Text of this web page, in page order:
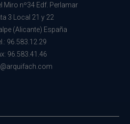
Miro nº34 Edf. Perlamar
3 Local 21 y 22
(Alicante) España
96.583.12.29
96.583.41.46